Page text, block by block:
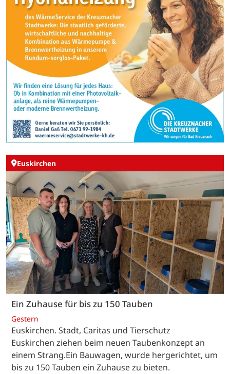
Euskirchen
Ein Zuhause für bis zu 150 Tauben
Gestern
Euskirchen. Stadt, Caritas und Tierschutz
Euskirchen ziehen beim neuen Taubenkonzept an
einem Strang.Ein Bauwagen, wurde hergerichtet, um
bis zu 150 Tauben ein Zuhause zu bieten.